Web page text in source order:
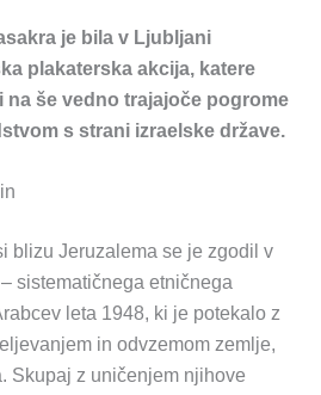
je bila v Ljubljani
plakaterska akcija, katere
na še vedno trajajoče pogrome
s strani izraelske države.
blizu Jeruzalema se je zgodil v
– sistematičnega etničnega
leta 1948, ki je potekalo z
in odvzemom zemlje,
Skupaj z uničenjem njihove